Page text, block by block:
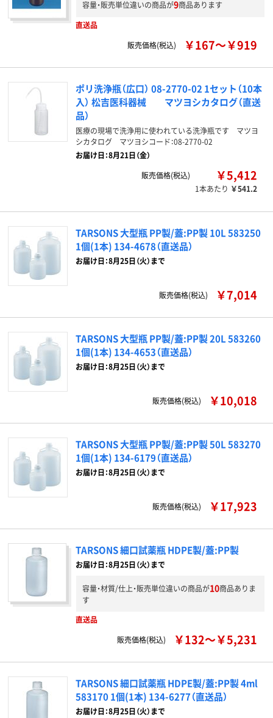
容量・販売単位違いの商品が9商品あります
直送品
販売価格(税込)
￥167～￥919
ポリ洗浄瓶（広口） 08-2770-02 1セット（10本
入） 松吉医科器械 マツヨシカタログ（直送
品）
医療の現場で洗浄用に使われている洗浄瓶です マツヨ
シカタログ マツヨシコード：08-2770-02
お届け日：8月21日（金）
販売価格(税込)
￥5,412
1本あたり ￥541.2
TARSONS 大型瓶 PP製/蓋:PP製 10L 583250
1個(1本) 134-4678（直送品）
お届け日：8月25日（火）まで
販売価格(税込) ￥7,014
TARSONS 大型瓶 PP製/蓋:PP製 20L 583260
1個(1本) 134-4653（直送品）
お届け日：8月25日（火）まで
販売価格(税込) ￥10,018
TARSONS 大型瓶 PP製/蓋:PP製 50L 583270
1個(1本) 134-6179（直送品）
お届け日：8月25日（火）まで
販売価格(税込) ￥17,923
TARSONS 細口試薬瓶 HDPE製/蓋:PP製
お届け日：8月25日（火）まで
容量・材質/仕上・販売単位違いの商品が10商品ありま
す
直送品
販売価格(税込)
￥132～￥5,231
TARSONS 細口試薬瓶 HDPE製/蓋:PP製 4ml
583170 1個(1本) 134-6277（直送品）
お届け日：8月25日（火）まで